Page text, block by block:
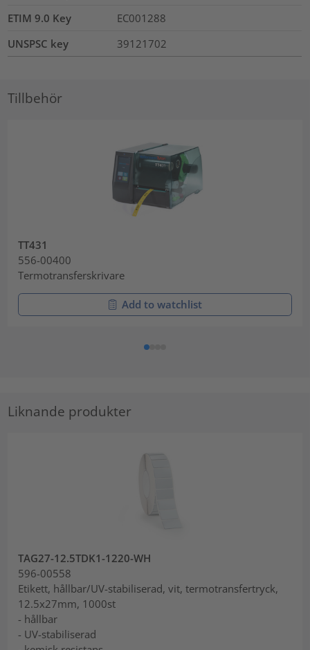
ETIM 9.0 Key
EC001288
UNSPSC key
39121702
Tillbehör
TT431
556-00400
Termotransferskrivare
Add to watchlist
Liknande produkter
TAG27-12.5TDK1-1220-WH
596-00558
Etikett, hållbar/UV-stabiliserad, vit, termotransfertryck,
12.5x27mm, 1000st
- hållbar
- UV-stabiliserad